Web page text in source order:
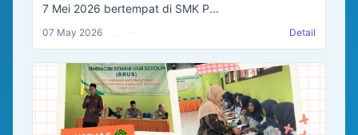
7 Mei 2026 bertempat di SMK P...
07 May 2026 Detail